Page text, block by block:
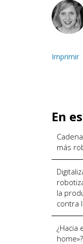
Imprimir
En
más
la
contra
¿Hacia
home»?